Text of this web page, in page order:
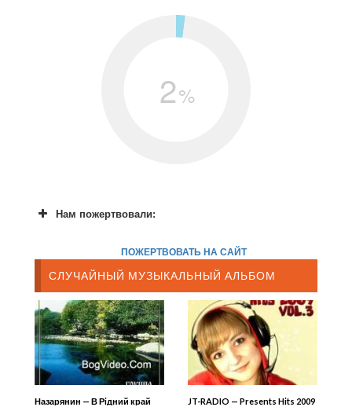
2%
Нам пожертвовали:
ПОЖЕРТВОВАТЬ НА САЙТ
СЛУЧАЙНЫЙ МУЗЫКАЛЬНЫЙ АЛЬБОМ
Назарянин — В Рiдний край
JT-RADIO — Presents Hits 2009